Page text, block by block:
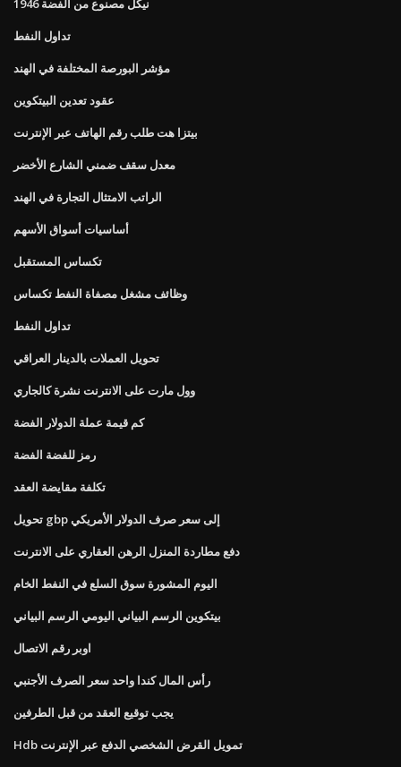
1946 نيكل مصنوع من الفضة
تداول النفط
مؤشر البورصة المختلفة في الهند
عقود تعدين البيتكوين
بيتزا هت طلب رقم الهاتف عبر الإنترنت
معدل سقف ضمني الشارع الأخضر
الراتب الامتثال التجارة في الهند
أساسيات أسواق الأسهم
تكساس المستقبل
وظائف مشغل مصفاة النفط تكساس
تداول النفط
تحويل العملات بالدينار العراقي
وول مارت على الانترنت نشرة كالجاري
كم قيمة عملة الدولار الفضة
رمز للفضة الفضة
تكلفة مقايضة العقد
تحويل gbp إلى سعر صرف الدولار الأمريكي
دفع مطاردة المنزل الرهن العقاري على الانترنت
اليوم المشورة سوق السلع في النفط الخام
بيتكوين الرسم البياني اليومي الرسم البياني
اوبر رقم الاتصال
رأس المال كندا واحد سعر الصرف الأجنبي
يجب توقيع العقد من قبل الطرفين
Hdb تمويل القرض الشخصي الدفع عبر الإنترنت